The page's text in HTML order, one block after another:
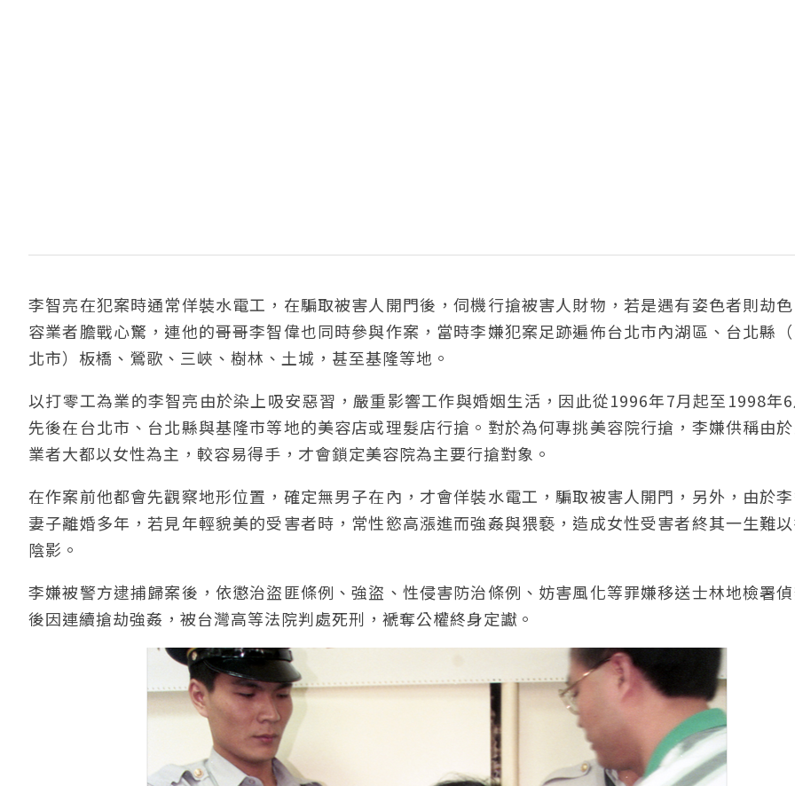
李智亮在犯案時通常佯裝水電工，在騙取被害人開門後，伺機行搶被害人財物，若是遇有姿色者則劫
容業者膽戰心驚，連他的哥哥李智偉也同時參與作案，當時李嫌犯案足跡遍佈台北市內湖區、台北縣
北市）板橋、鶯歌、三峽、樹林、土城，甚至基隆等地。
以打零工為業的李智亮由於染上吸安惡習，嚴重影響工作與婚姻生活，因此從1996年7月起至1998年6
先後在台北市、台北縣與基隆市等地的美容店或理髮店行搶。對於為何專挑美容院行搶，李嫌供稱由
業者大都以女性為主，較容易得手，才會鎖定美容院為主要行搶對象。
在作案前他都會先觀察地形位置，確定無男子在內，才會佯裝水電工，騙取被害人開門，另外，由於
妻子離婚多年，若見年輕貌美的受害者時，常性慾高漲進而強姦與猥褻，造成女性受害者終其一生難
陰影。
李嫌被警方逮捕歸案後，依懲治盜匪條例、強盜、性侵害防治條例、妨害風化等罪嫌移送士林地檢署
後因連續搶劫強姦，被台灣高等法院判處死刑，褫奪公權終身定讞。